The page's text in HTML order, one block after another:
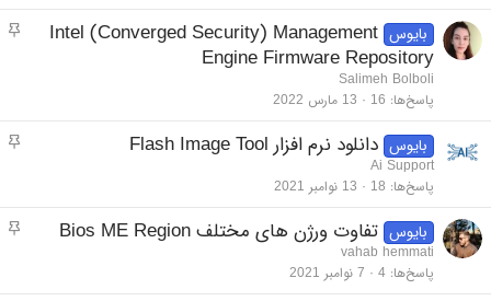
بایوس Intel (Converged Security) Management
Engine Firmware Repository
Salimeh Bolboli
پاسخ‌ها 16 13 مارس 2022
بایوس دانلود نرم افزار Flash Image Tool
Ai Support
پاسخ‌ها 18 13 نوامبر 2021
بایوس تفاوت ورژن های مختلف Bios ME Region
vahab hemmati
پاسخ‌ها 4 7 نوامبر 2021